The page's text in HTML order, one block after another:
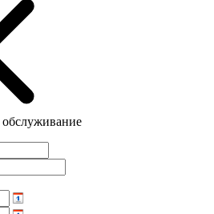
обслуживание